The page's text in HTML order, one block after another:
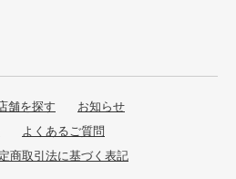
舗を探す
お知らせ
よくあるご質問
商取引法に基づく表記